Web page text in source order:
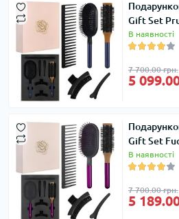
Gift Set
В наявності
7 700.00 грн.
5
Gift Set
В наявності
7 700.00 грн.
5